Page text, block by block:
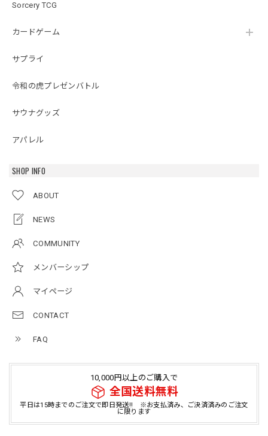
Sorcery TCG
カードゲーム
サプライ
令和の虎プレゼンバトル
サウナグッズ
アパレル
SHOP INFO
ABOUT
NEWS
COMMUNITY
メンバーシップ
マイページ
CONTACT
FAQ
10,000円以上のご購入で
全国送料無料
平日は15時までのご注文で即日発送!! ※お支払済み、ご決済済みのご注文
に限ります